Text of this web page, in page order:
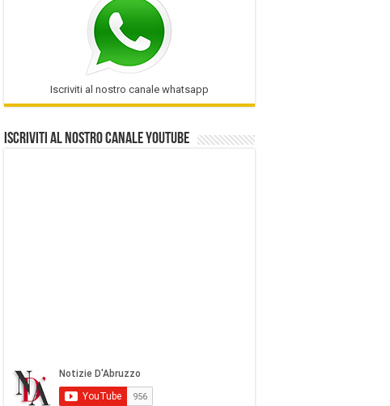
Iscriviti al nostro canale whatsapp
Iscriviti al nostro Canale Youtube